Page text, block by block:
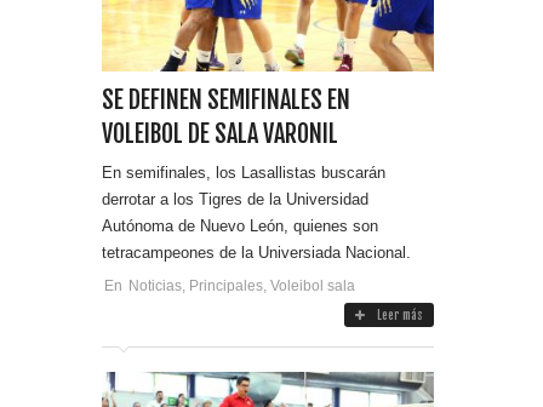
SE DEFINEN SEMIFINALES EN
VOLEIBOL DE SALA VARONIL
En semifinales, los Lasallistas buscarán
derrotar a los Tigres de la Universidad
Autónoma de Nuevo León, quienes son
tetracampeones de la Universiada Nacional.
En Noticias Principales Voleibol sala
Leer más